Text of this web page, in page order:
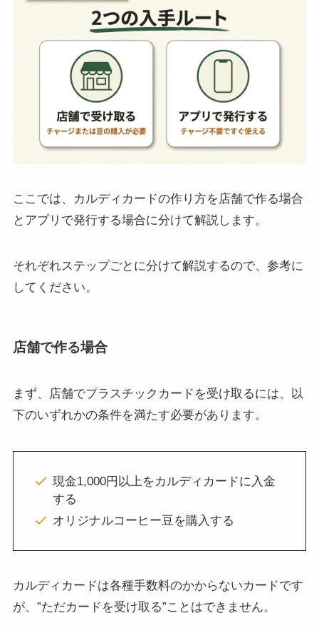
ここでは、カルディカードの作り方を店舗で作る場合
とアプリで発行する場合に分けて解説します。
それぞれステップごとに分けて解説するので、参考に
してください。
店舗で作る場合
まず、店舗でプラスチックカードを受け取るには、以
下のいずれかの条件を満たす必要があります。
現金1,000円以上をカルディカードに入金
する
オリジナルコーヒー豆を購入する
カルディカードは各種手数料のかからないカードです
が、”ただカードを受け取る”ことはできません。